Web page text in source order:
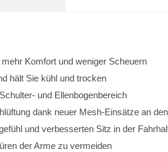
Komfort und weniger Scheuern
hält Sie kühl und trocken
und Ellenbogenbereich
dank neuer Mesh-Einsätze an
und verbesserten Sitz in der
der Arme zu vermeiden